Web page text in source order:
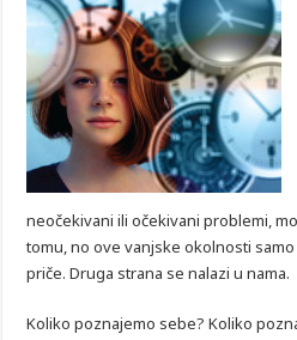
neočekivani ili očekivani problemi,
tomu, no ove vanjske okolnosti
priče. Druga strana se nalazi u nama.
Koliko poznajemo sebe? Koliko